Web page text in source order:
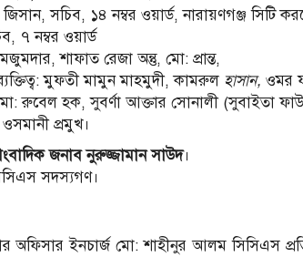
সচিব, ১৪ নম্বর ওয়ার্ড, নারায়ণগঞ্জ সিটি
৭ নম্বর ওয়ার্ড
শাফাত রেজা অন্তু, মো: প্রান্ত,
মুফতী মামুন মাহমুদী, কামরুল হাসান, ওমর
মো: রুবেল হক, সুবর্ণা আক্তার সোনালী (সুবাইতা
প্রমুখ।
জনাব নুরুজ্জামান সাউদ।
সদস্যগণ।
অফিসার ইনচার্জ মো: শাহীনুর আলম সিসিএস